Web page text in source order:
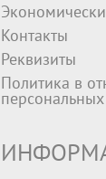
Контакты
Реквизиты
Политика в